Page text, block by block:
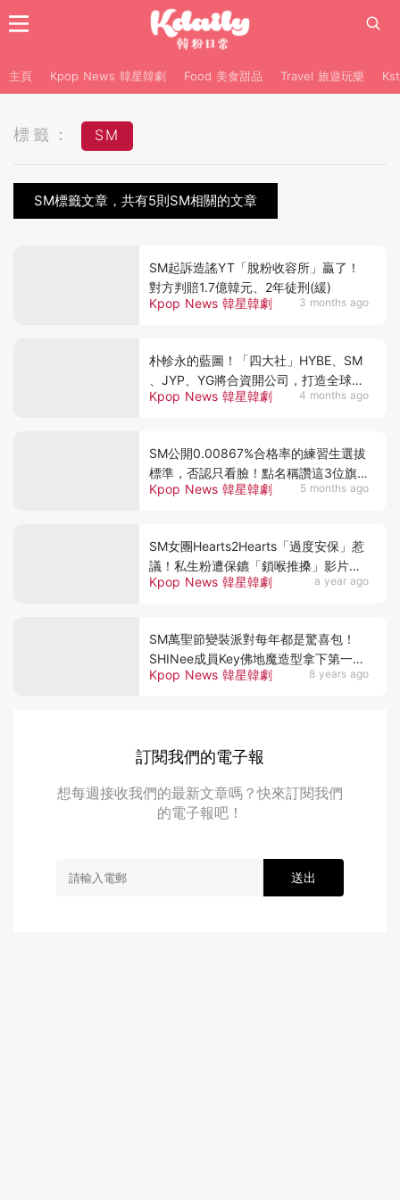
主頁 Kpop News 韓星韓劇 Food 美食甜品 Travel 旅遊玩樂
標籤： SM
SM標籤文章，共有5則SM相關的文章
Kpop News 韓星韓劇 3 months ago
SM起訴造謠YT「脫粉收容所」贏了！
對方判賠1.7億韓元、2年徒刑(緩)
Kpop News 韓星韓劇 4 months ago
朴軫永的藍圖！「四大社」HYBE、SM
、JYP、YG將合資開公司，打造全球性
音樂節
Kpop News 韓星韓劇 5 months ago
SM公開0.00867%合格率的練習生選拔
標準，否認只看臉！點名稱讚這3位旗
下藝人
Kpop News 韓星韓劇 a year ago
SM女團Hearts2Hearts「過度安保」惹
議！私生粉遭保鑣「鎖喉推搡」影片瘋
傳，雙方都發聲了
Kpop News 韓星韓劇 8 years ago
SM萬聖節變裝派對每年都是驚喜包！
SHINee成員Key佛地魔造型拿下第一
名，前三名都超用心啊～
訂閱我們的電子報
想每週接收我們的最新文章嗎？快來訂閱我們
的電子報吧！
送出